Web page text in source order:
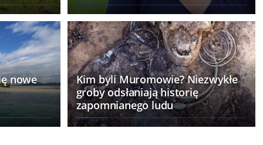
nowe
Kim byli Muromowie? Niezwykłe
groby odsłaniają historię
zapomnianego ludu